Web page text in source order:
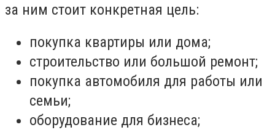
за ним стоит конкретная цель:
покупка квартиры или дома;
строительство или большой ремонт;
покупка автомобиля для работы или
семьи;
оборудование для бизнеса;